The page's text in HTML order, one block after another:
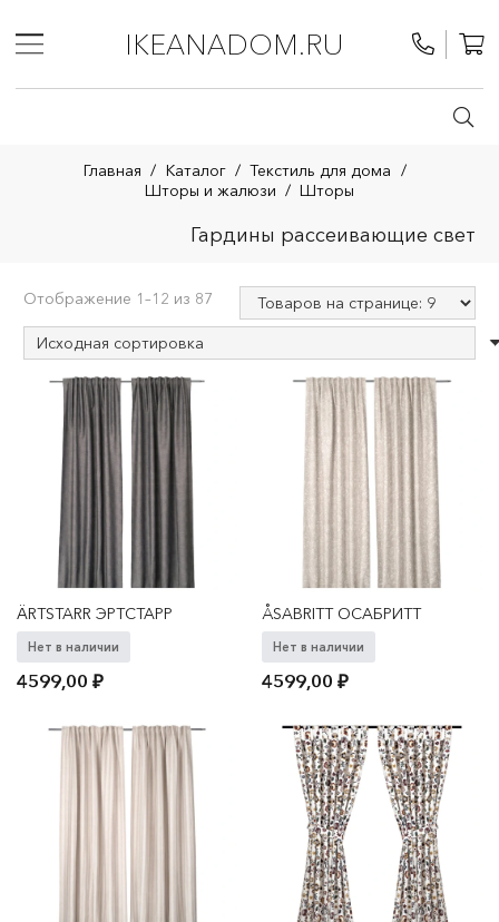
IKEANADOM.RU
Главная / Каталог / Текстиль для дома /
Шторы и жалюзи / Шторы
Гардины рассеивающие свет
Отображение 1–12 из 87
ÄRTSTARR ЭРТСТАРР
Нет в наличии
4599,00₽
ÅSABRITT ОСАБРИТТ
Нет в наличии
4599,00₽